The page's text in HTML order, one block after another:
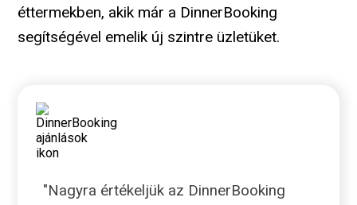
éttermekben, akik már a DinnerBooking
segítségével emelik új szintre üzletüket.
"Nagyra értékeljük az DinnerBooking